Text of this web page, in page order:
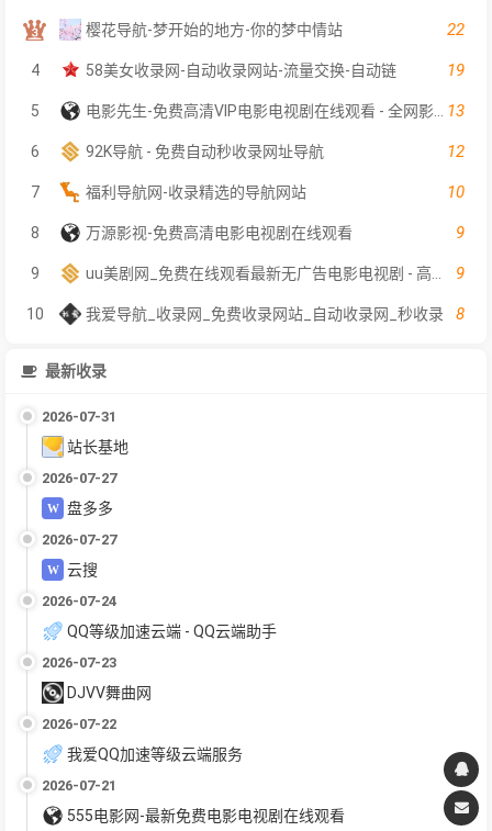
樱花导航-梦开始的地方-你的梦中情站 22
4 58美女收录网-自动收录网站-流量交换-自动链 19
5 13
6 92K导航 - 免费自动秒收录网址导航 12
7 福利导航网-收录精选的导航网站 10
8 万源影视-免费高清电影电视剧在线观看 9
9 9
10 我爱导航_收录网_免费收录网站_自动收录网_秒收录 8
最新收录
2026-07-31
站长基地
2026-07-27
盘多多
2026-07-27
云搜
2026-07-24
QQ等级加速云端 - QQ云端助手
2026-07-23
DJVV舞曲网
2026-07-22
我爱QQ加速等级云端服务
2026-07-21
555电影网-最新免费电影电视剧在线观看